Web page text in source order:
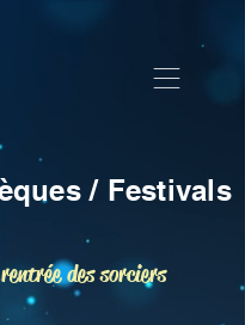
/ Festivals
des sorciers